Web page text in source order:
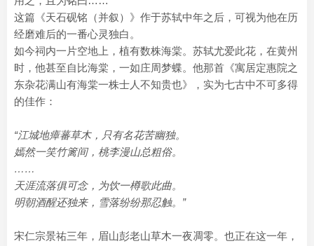
这篇《天石砚铭（并叙）》作于苏轼中年之后，可视为他在历
经磨难后的一番心灵独白。
如今祠内一片空地上，植有数株海棠。苏轼尤爱此花，在黄州
时，他甚至自比海棠，一如庄周梦蝶。他那首《寓居定惠院之
东杂花满山有海棠一株士人不知贵也》，实为七古中不可多得
的佳作：
“江城地瘴蕃草木，只有名花苦幽独。
嫣然一笑竹篱间，桃李漫山总粗俗。
……
天涯流落俱可念，为饮一樽歌此曲。
明朝酒醒还独来，雪落纷纷那忍触。”
宋仁宗景祐三年，眉山彭老山草木一夜凋零。也正在这一年，